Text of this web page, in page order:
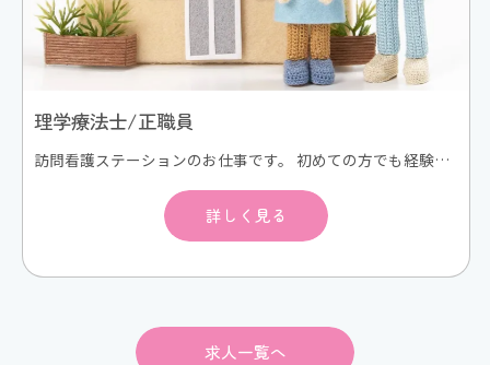
理学療法士/正職員
訪問看護ステーションのお仕事です。 初めての方でも経験豊富なスタッフが同行訪問し、丁寧に指導します。 初期研修や学会などの外部研修にも積極的に参加します。 スキルアップにより昇給もあり。 次事業所開設の管理者候補も目指せます。 電動自転車などで訪問看護利用者様のご自宅にうかがい、在宅看護/リハビリテーションサービスを提供します。ご利用者様は退院後のケアが必要な方、ターミナルケアの方々が中心となります。また、難病も実施しています。 訪問看護が初めての方でも同行訪問してスキルアップをサポートしますので、安心して働いていただけます。
詳しく見る
求人一覧へ